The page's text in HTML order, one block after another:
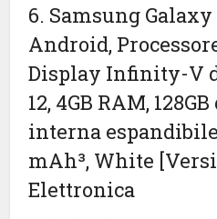
6. Samsung
Android,
Display Infinity-V
12, 4GB RAM,
interna
mAh³, White
Elettronica